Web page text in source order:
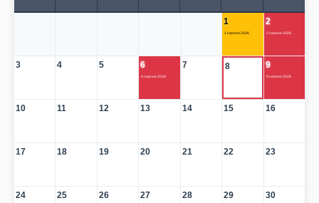
1
1 серпня 2026
2
2 серпня 2026
3 4 5 6
6 серпня 2026
7 8 9
9 серпня 2026
10 11 12 13 14 15 16
17 18 19 20 21 22 23
24 25 26 27 28 29 30